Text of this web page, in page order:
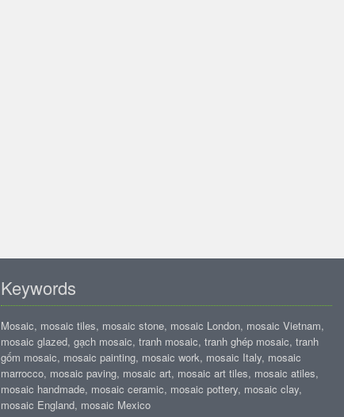
Keywords
Mosaic, mosaic tiles, mosaic stone, mosaic London, mosaic Vietnam,
mosaic glazed, gạch mosaic, tranh mosaic, tranh ghép mosaic, tranh
gốm mosaic, mosaic painting, mosaic work, mosaic Italy, mosaic
marrocco, mosaic paving, mosaic art, mosaic art tiles, mosaic atiles,
mosaic handmade, mosaic ceramic, mosaic pottery, mosaic clay,
mosaic England, mosaic Mexico